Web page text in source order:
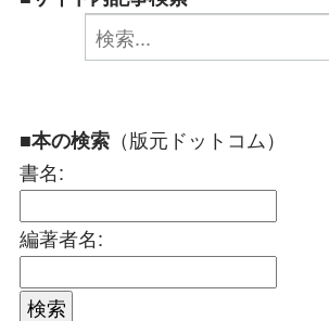
■本の検索 （版元ドットコム）
書名:
編著者名: